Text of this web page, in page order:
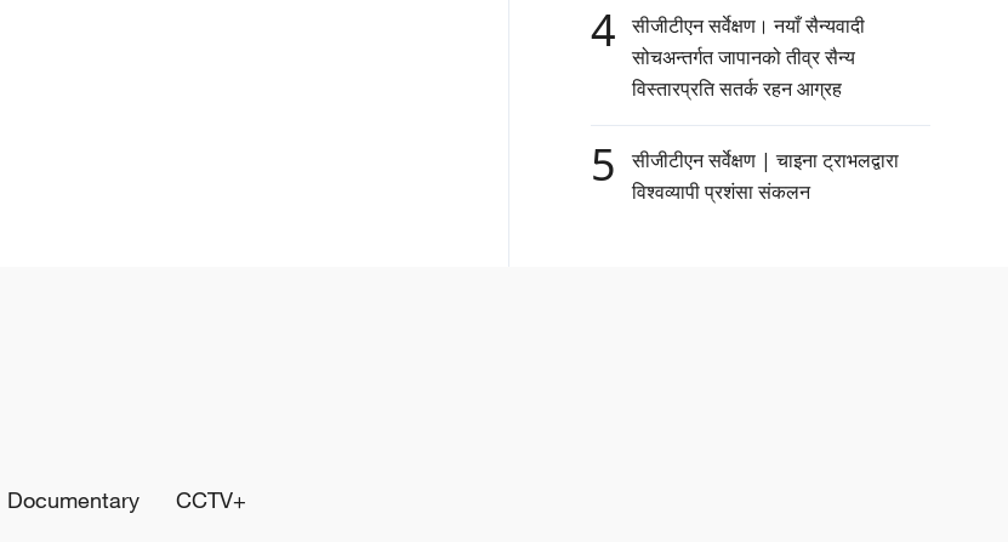
4
सीजीटीएन सर्वेक्षण। नयाँ सैन्यवादी
सोचअन्तर्गत जापानको तीव्र सैन्य
विस्तारप्रति सतर्क रहन आग्रह
5
सीजीटीएन सर्वेक्षण | चाइना ट्राभलद्वारा
विश्वव्यापी प्रशंसा संकलन
Documentary CCTV+